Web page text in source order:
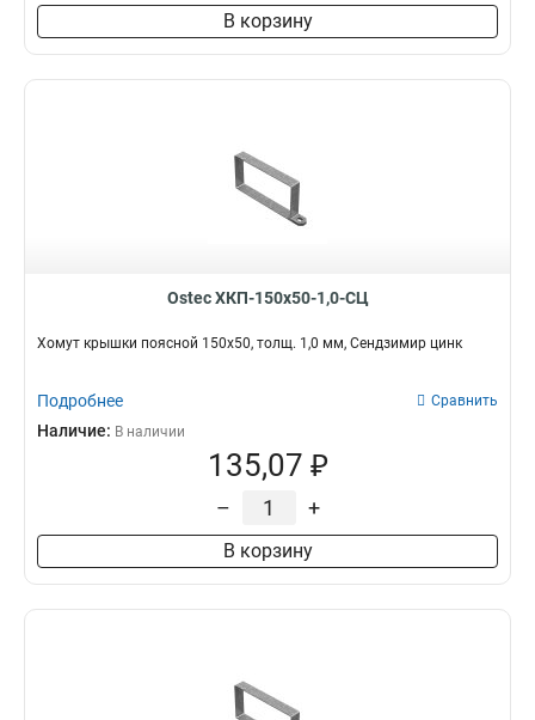
В корзину
Ostec ХКП-150х50-1,0-СЦ
Хомут крышки поясной 150х50, толщ. 1,0 мм, Сендзимир цинк
Подробнее Сравнить
Наличие: В наличии
135,07 ₽
– +
В корзину